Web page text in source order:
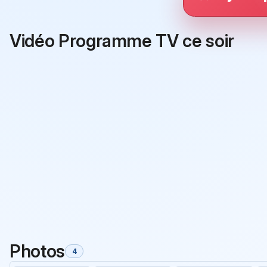
Vidéo Programme TV ce soir
Photos 4